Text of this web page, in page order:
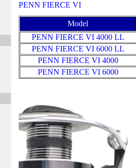
PENN FIERCE VI
Model
PENN FIERCE VI 4000 LL
PENN FIERCE VI 6000 LL
PENN FIERCE VI 4000
PENN FIERCE VI 6000